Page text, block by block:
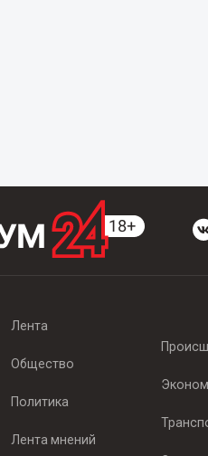
Лента
Общество
Политика
Лента мнений